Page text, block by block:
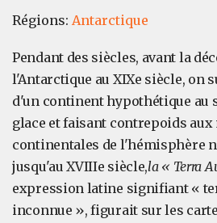
Régions: Antarctique
Pendant des siècles, avant la
l'Antarctique au XIXe siècle, on
d'un continent hypothétique au
glace et faisant contrepoids aux
continentales de l'hémisphère
jusqu'au XVIIIe siècle,la « Terra
expression latine signifiant «
inconnue », figurait sur les